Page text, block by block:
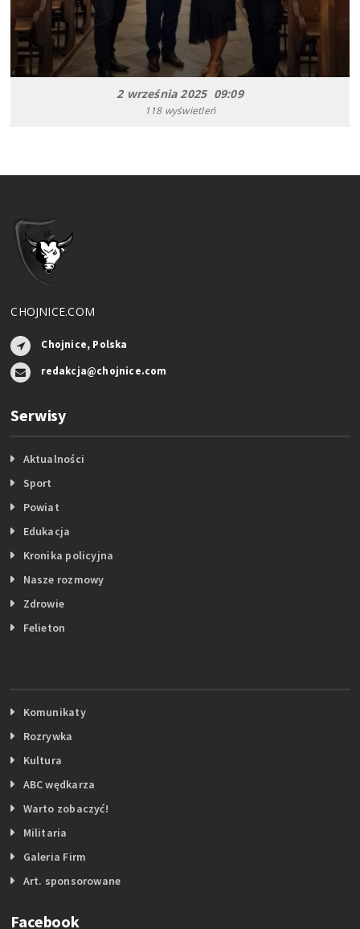
2 września 2025 09:09
118 wyświetleń
CHOJNICE.COM
Chojnice, Polska
redakcja@chojnice.com
Serwisy
Aktualności
Sport
Powiat
Edukacja
Kronika policyjna
Nasze rozmowy
Zdrowie
Felieton
Komunikaty
Rozrywka
Kultura
ABC wędkarza
Warto zobaczyć!
Militaria
Galeria Firm
Art. sponsorowane
Facebook